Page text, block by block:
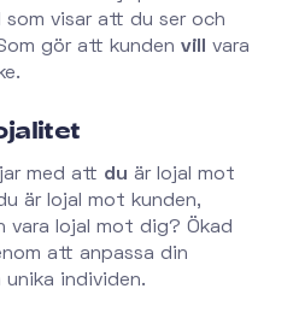
visar att du ser och
gör att kunden vill
vara
med att du är lojal mot
är lojal mot kunden,
vara lojal mot dig? Ökad
att anpassa din
individen.